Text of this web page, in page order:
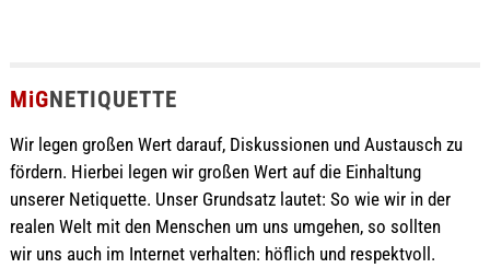
MiGNETIQUETTE
Wir legen großen Wert darauf, Diskussionen und Austausch zu
fördern. Hierbei legen wir großen Wert auf die Einhaltung
unserer Netiquette. Unser Grundsatz lautet: So wie wir in der
realen Welt mit den Menschen um uns umgehen, so sollten
wir uns auch im Internet verhalten: höflich und respektvoll.